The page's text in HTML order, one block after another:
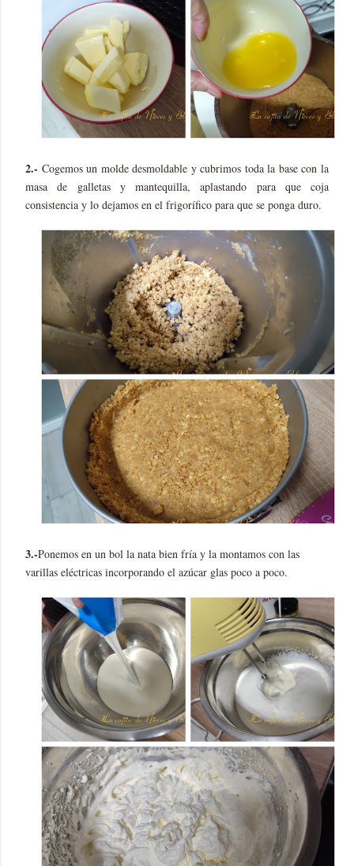
2.- Cogemos un molde desmoldable y cubrimos toda la base con la
masa de galletas y mantequilla, aplastando para que coja
consistencia y lo dejamos en el frigorífico para que se ponga duro.
3.-Ponemos en un bol la nata bien fría y la montamos con las
varillas eléctricas incorporando el azúcar glas poco a poco.